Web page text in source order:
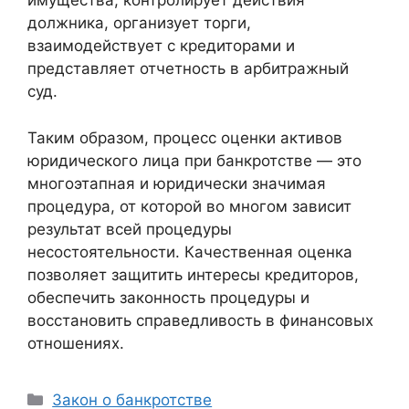
должника, организует торги,
взаимодействует с кредиторами и
представляет отчетность в арбитражный
суд.
Таким образом, процесс оценки активов
юридического лица при банкротстве — это
многоэтапная и юридически значимая
процедура, от которой во многом зависит
результат всей процедуры
несостоятельности. Качественная оценка
позволяет защитить интересы кредиторов,
обеспечить законность процедуры и
восстановить справедливость в финансовых
отношениях.
Рубрики
Закон о банкротстве